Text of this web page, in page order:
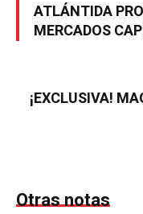
ATLÁNTIDA
MERCADOS
¡EXCLUSIVA!
Otras notas